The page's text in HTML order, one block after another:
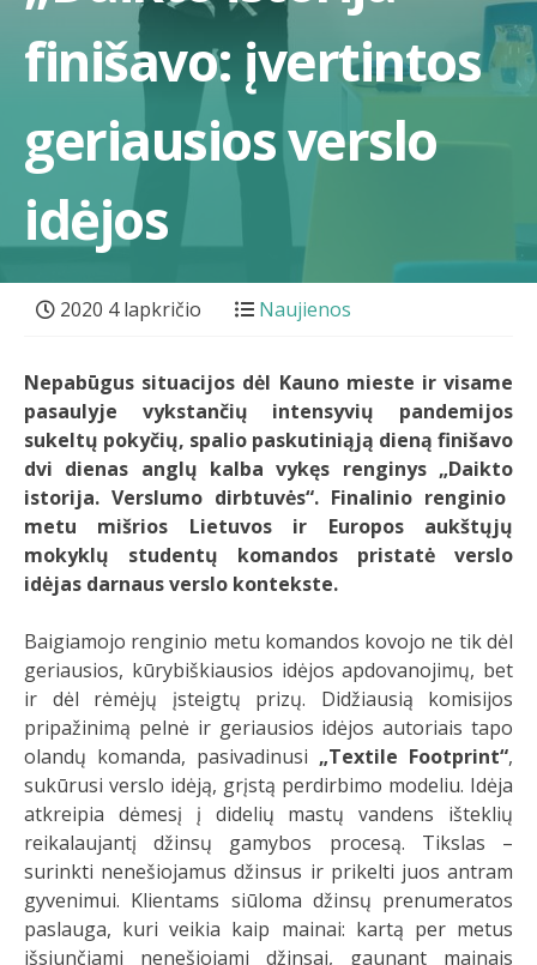
finišavo: įvertintos
geriausios verslo
idėjos
2020 4 lapkričio Naujienos
Nepabūgus situacijos dėl Kauno mieste ir visame
pasaulyje vykstančių intensyvių pandemijos
sukeltų pokyčių, spalio paskutiniąją dieną finišavo
dvi dienas anglų kalba vykęs renginys „Daikto
istorija. Verslumo dirbtuvės“. Finalinio renginio
metu mišrios Lietuvos ir Europos aukštųjų
mokyklų studentų komandos pristatė verslo
idėjas darnaus verslo kontekste.
Baigiamojo renginio metu komandos kovojo ne tik dėl
geriausios, kūrybiškiausios idėjos apdovanojimų, bet
ir dėl rėmėjų įsteigtų prizų. Didžiausią komisijos
pripažinimą pelnė ir geriausios idėjos autoriais tapo
olandų komanda, pasivadinusi „Textile Footprint“,
sukūrusi verslo idėją, grįstą perdirbimo modeliu. Idėja
atkreipia dėmesį į didelių mastų vandens išteklių
reikalaujantį džinsų gamybos procesą. Tikslas –
surinkti nenešiojamus džinsus ir prikelti juos antram
gyvenimui. Klientams siūloma džinsų prenumeratos
paslauga, kuri veikia kaip mainai: kartą per metus
išsiunčiami nenešiojami džinsai, gaunant mainais